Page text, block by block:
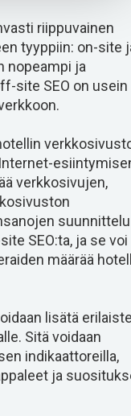
riippuvainen
tyyppiin: on-site
nopeampi ja
site SEO on usein
verkkosivujen,
suunnittelu
SEO:ta, ja se voi
määrää
lisätä
Sitä voidaan
indikaattoreilla,
ja